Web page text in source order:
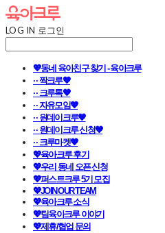
LOG IN 로그인
💖동네 육아친구 찾기 - 육아크루
· · 짝크루🧡
· · 크루톡🧡
· · 자유모임🧡
· · 원데이크루🧡
· · 원데이크루 신청🧡
· · 크루마켓🧡
💖육아크루 후기
💖우리 동네 오픈 신청
💖퍼스트크루 5기 모집
💖JOIN OUR TEAM
💖육아크루 소식
💖팀육아크루 이야기
💖제휴/협업 문의